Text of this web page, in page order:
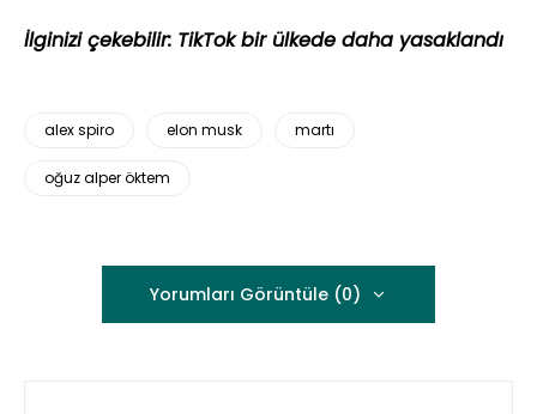
İlginizi çekebilir: TikTok bir ülkede daha yasaklandı
alex spiro elon musk martı
oğuz alper öktem
Yorumları Görüntüle (0)